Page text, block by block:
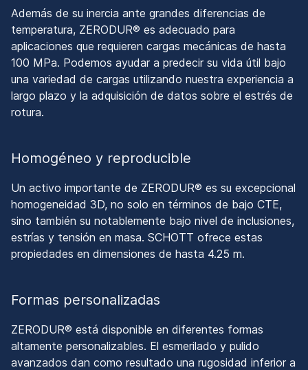
Además de su inercia ante grandes diferencias de
temperatura, ZERODUR® es adecuado para
aplicaciones que requieren cargas mecánicas de hasta
100 MPa. Podemos ayudar a predecir su vida útil bajo
una variedad de cargas utilizando nuestra experiencia a
largo plazo y la adquisición de datos sobre el estrés de
rotura.
Homogéneo y reproducible
Un activo importante de ZERODUR® es su excepcional
homogeneidad 3D, no solo en términos de bajo CTE,
sino también su notablemente bajo nivel de inclusiones,
estrías y tensión en masa. SCHOTT ofrece estas
propiedades en dimensiones de hasta 4.25 m.
Formas personalizadas
ZERODUR® está disponible en diferentes formas
altamente personalizables. El esmerilado y pulido
avanzados dan como resultado una rugosidad inferior a